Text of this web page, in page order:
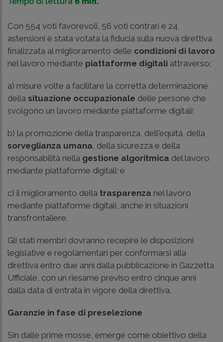
Con 554 voti favorevoli, 56 voti contrari e 24
astensioni è stata votata la fiducia sulla nuova direttiva
finalizzata al miglioramento delle condizioni di lavoro
nel lavoro mediante piattaforme digitali attraverso:
a) misure volte a facilitare la corretta determinazione
della situazione occupazionale delle persone che
svolgono un lavoro mediante piattaforme digitali;
b) la promozione della trasparenza, dell'equità, della
sorveglianza umana, della sicurezza e della
responsabilità nella gestione algoritmica del lavoro
mediante piattaforme digitali; e
c) il miglioramento della trasparenza nel lavoro
mediante piattaforme digitali, anche in situazioni
transfrontaliere.
Gli stati membri dovranno recepire le disposizioni
legislative e regolamentari per conformarsi alla
direttiva entro due anni dalla pubblicazione in Gazzetta
Ufficiale, con un riesame previso entro cinque anni
dalla data di entrata in vigore della direttiva.
Garanzie in fase di preselezione
Sin dalle prime mosse, emerge come obiettivo della